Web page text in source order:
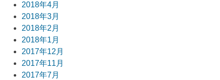
2018年4月
2018年3月
2018年2月
2018年1月
2017年12月
2017年11月
2017年7月